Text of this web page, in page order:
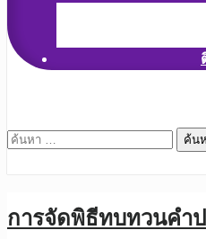
ค้นหา
การจัดพิธีทบทวนคำ